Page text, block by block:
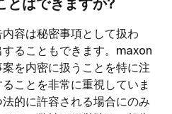
とはできますか?
容は秘密事項として扱わ
ることもできます。maxon
を内密に扱うことを特に注
ことを非常に重視していま
的に許容される場合にのみ